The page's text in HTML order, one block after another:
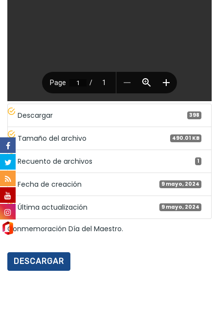
Descargar 398
Tamaño del archivo 490.01 KB
Recuento de archivos 1
Fecha de creación 9 mayo, 2024
Última actualización 9 mayo, 2024
Conmemoración Día del Maestro.
DESCARGAR